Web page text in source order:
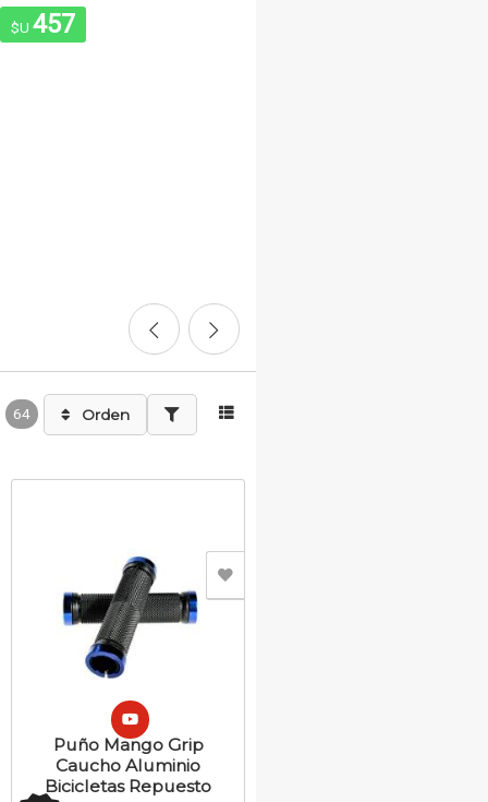
$U 457
64 Orden
Puño Mango Grip
Caucho Aluminio
Bicicletas Repuesto